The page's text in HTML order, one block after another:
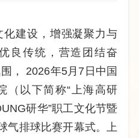
化建设，增强凝聚力与
良传统，营造团结奋
，
2026年5月 7日中国
（以下简称“上海高研
研华”职工文化节暨
气排球比赛开幕式。上